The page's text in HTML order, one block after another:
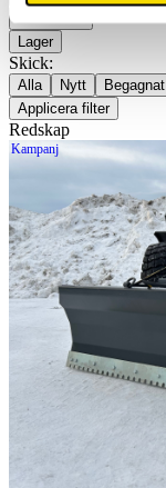
Lager
Skick:
Alla Nytt
Begagnat
Applicera filter
Redskap
Kampanj